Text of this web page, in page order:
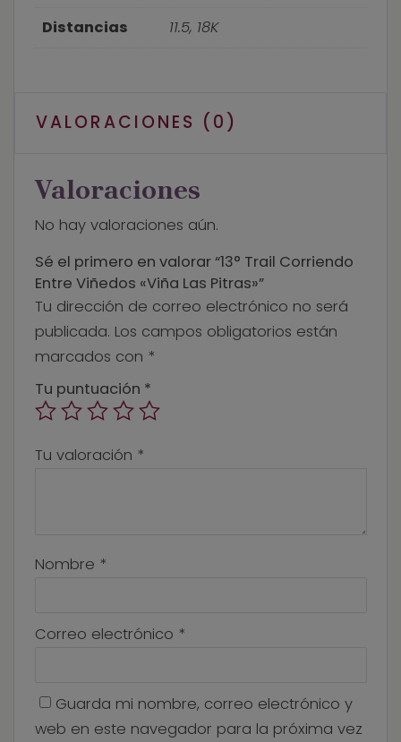
Distancias 11.5, 18K
VALORACIONES (0)
Valoraciones
No hay valoraciones aún.
Sé el primero en valorar “13° Trail Corriendo
Entre Viñedos «Viña Las Pitras»”
Tu dirección de correo electrónico no será
publicada. Los campos obligatorios están
marcados con *
Tu puntuación *
Tu valoración *
Nombre *
Correo electrónico *
Guarda mi nombre, correo electrónico y
web en este navegador para la próxima vez